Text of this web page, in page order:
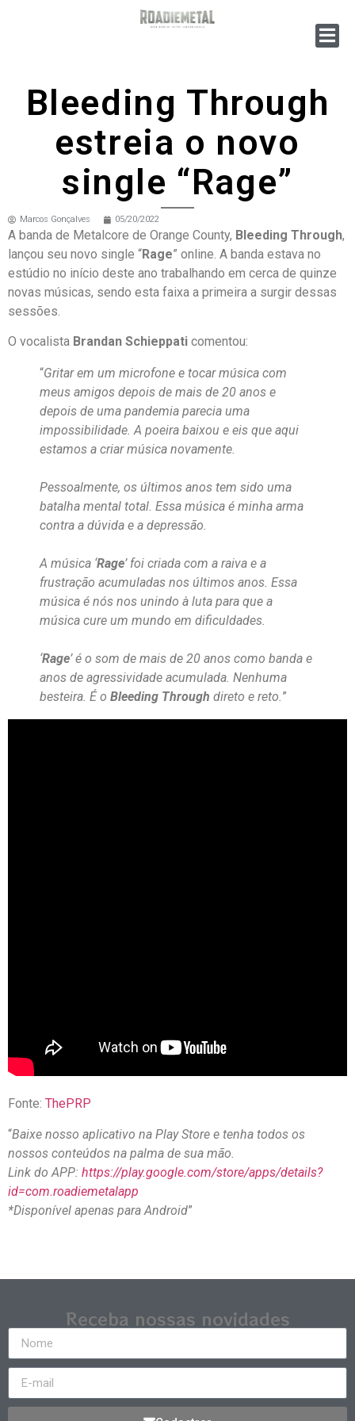
Bleeding Through
estreia o novo
single “Rage”
Marcos Gonçalves 05/20/2022
A banda de Metalcore de Orange County, Bleeding Through,
lançou seu novo single “Rage” online. A banda estava no
estúdio no início deste ano trabalhando em cerca de quinze
novas músicas, sendo esta faixa a primeira a surgir dessas
sessões.
O vocalista Brandan Schieppati comentou:
“Gritar em um microfone e tocar música com
meus amigos depois de mais de 20 anos e
depois de uma pandemia parecia uma
impossibilidade. A poeira baixou e eis que aqui
estamos a criar música novamente.
Pessoalmente, os últimos anos tem sido uma
batalha mental total. Essa música é minha arma
contra a dúvida e a depressão.
A música ‘Rage’ foi criada com a raiva e a
frustração acumuladas nos últimos anos. Essa
música é nós nos unindo à luta para que a
música cure um mundo em dificuldades.
‘Rage’ é o som de mais de 20 anos como banda e
anos de agressividade acumulada. Nenhuma
besteira. É o Bleeding Through direto e reto.”
Fonte: ThePRP
“Baixe nosso aplicativo na Play Store e tenha todos os
nossos conteúdos na palma de sua mão.
Link do APP: https://play.google.com/store/apps/details?
id=com.roadiemetalapp
*Disponível apenas para Android”
Receba nossas novidades